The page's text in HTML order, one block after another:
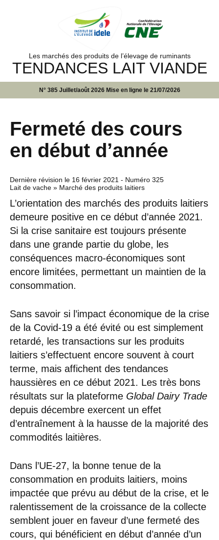
Les marchés des produits de l’élevage de ruminants
TENDANCES LAIT VIANDE
N° 385 Juillet/août 2026 Mise en ligne le 21/07/2026
Fermeté des cours
en début d’année
Dernière révision le 16 février 2021 - Numéro 325
Lait de vache » Marché des produits laitiers
L’orientation des marchés des produits laitiers
demeure positive en ce début d’année 2021.
Si la crise sanitaire est toujours présente
dans une grande partie du globe, les
conséquences macro-économiques sont
encore limitées, permettant un maintien de la
consommation.
Sans savoir si l’impact économique de la crise
de la Covid-19 a été évité ou est simplement
retardé, les transactions sur les produits
laitiers s’effectuent encore souvent à court
terme, mais affichent des tendances
haussières en ce début 2021. Les très bons
résultats sur la plateforme Global Dairy Trade
depuis décembre exercent un effet
d’entraînement à la hausse de la majorité des
commodités laitières.
Dans l’UE-27, la bonne tenue de la
consommation en produits laitiers, moins
impactée que prévu au début de la crise, et le
ralentissement de la croissance de la collecte
semblent jouer en faveur d’une fermeté des
cours, qui bénéficient en début d’année d’un